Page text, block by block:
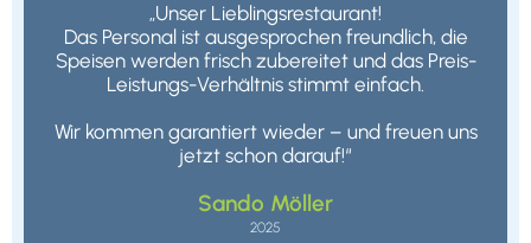
„Unser Lieblingsrestaurant!
Das Personal ist ausgesprochen freundlich, die
Speisen werden frisch zubereitet und das Preis-
Leistungs-Verhältnis stimmt einfach.
Wir kommen garantiert wieder – und freuen uns
jetzt schon darauf!“
Sando Möller
2025